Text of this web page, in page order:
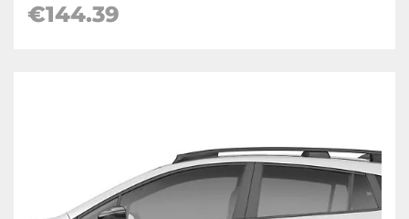
€144.39